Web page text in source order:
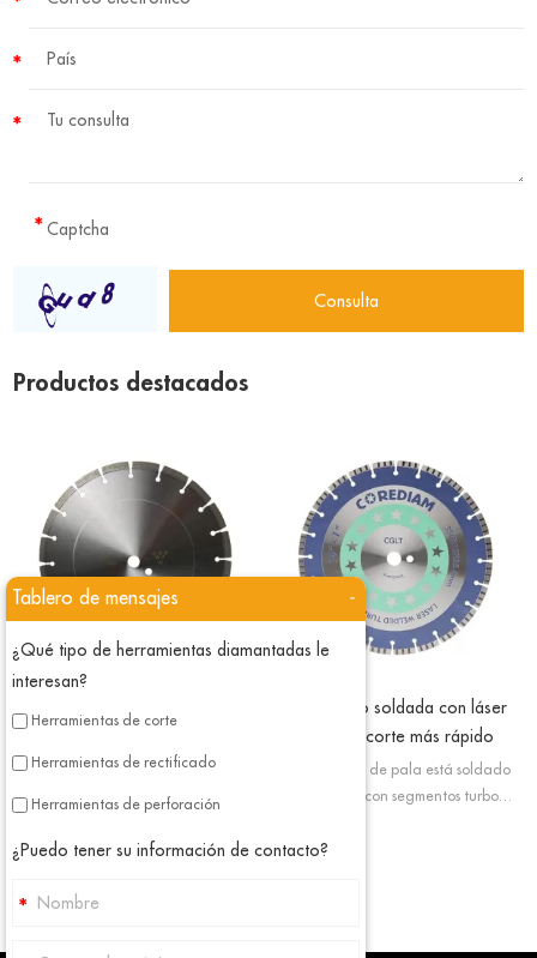
Productos destacados
Diamond Concrete Blade está
soldada con láser; en este estado
segmentada tenga alta resistencia y
Hoja turbo soldada con láser
para un corte más rápido
El tipo turbo de pala está soldado
con láser, con segmentos turbo
las palas y proporcionar una mejor
Tablero de mensajes -
¿Qué tipo de herramientas diamantadas le
interesan?
Herramientas de corte
Herramientas de rectificado
Herramientas de perforación
¿Puedo tener su información de contacto?